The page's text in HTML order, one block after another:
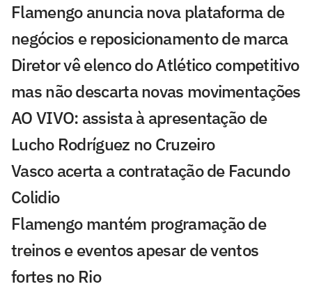
Flamengo anuncia nova plataforma de
negócios e reposicionamento de marca
Diretor vê elenco do Atlético competitivo
mas não descarta novas movimentações
AO VIVO: assista à apresentação de
Lucho Rodríguez no Cruzeiro
Vasco acerta a contratação de Facundo
Colidio
Flamengo mantém programação de
treinos e eventos apesar de ventos
fortes no Rio